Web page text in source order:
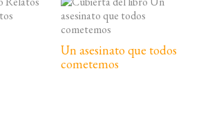
Un asesinato que todos
cometemos